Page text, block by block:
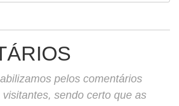
pelos comentários
sendo certo que as